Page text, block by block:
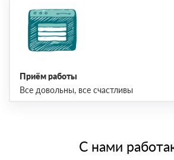
Приём работы
Все довольны, все счастливы
С нами